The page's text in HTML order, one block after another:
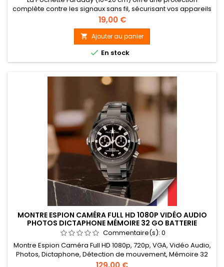
complète contre les signaux sans fil, sécurisant vos appareils
électroniques contre le piratage, le suivi et l'espionnage. Son
blindage en titane RF double couche et nylon balistique
waterproof bloque appels, SMS, WIFI, GPS, Bluetooth, NFC et
RFID. Idéale pour cartes sans contact, passeports modernes
et...
Prix
19,00 €
 Ajouter au panier
 En stock
MONTRE ESPION CAMÉRA FULL HD 1080P VIDÉO AUDIO
PHOTOS DICTAPHONE MÉMOIRE 32 GO BATTERIE
RECHARGEABLE BRACELET MÉTAL
Commentaire(s): 0
Montre Espion Caméra Full HD 1080p, 720p, VGA, Vidéo Audio,
Photos, Dictaphone, Détection de mouvement, Mémoire 32
Go, Batterie Rechargeable, Bracelet métal
Prix